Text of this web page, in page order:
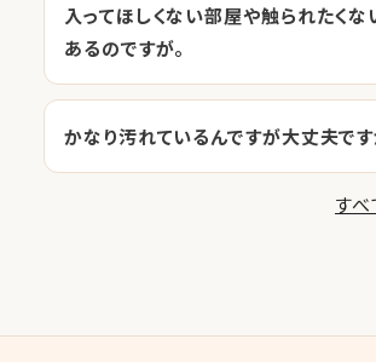
入ってほしくない部屋や触られたく
あるのですが。
かなり汚れているんですが大丈夫です
す